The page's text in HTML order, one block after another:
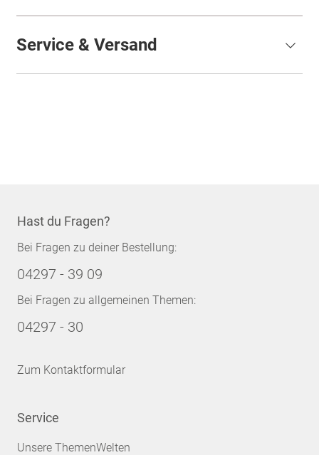
Service & Versand
Hast du Fragen?
Bei Fragen zu deiner Bestellung:
04297 - 39 09
Bei Fragen zu allgemeinen Themen:
04297 - 30
Zum Kontaktformular
Service
Unsere ThemenWelten